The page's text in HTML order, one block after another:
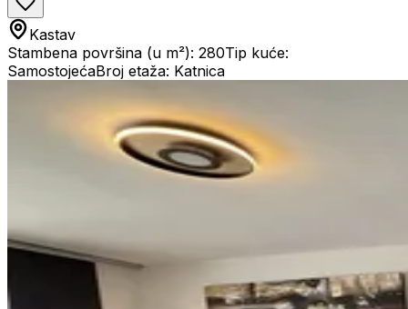
Kastav
Stambena površina (u m²): 280Tip kuće:
SamostojećaBroj etaža: Katnica